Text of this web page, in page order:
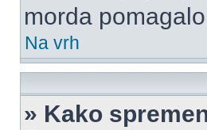
morda
Na vrh
» Kako